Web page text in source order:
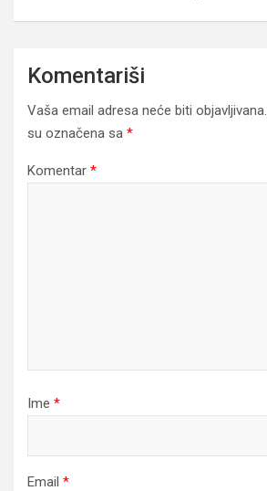
Komentariši
Vaša email adresa neće biti objavljivana.
su označena sa *
Komentar *
Ime *
Email *